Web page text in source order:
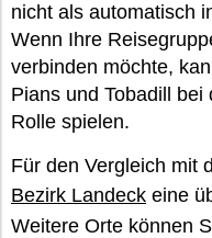
nicht als automatisch
Wenn Ihre
verbinden möchte,
Pians und Tobadill
Rolle spielen.
Für den Vergleich mit
Bezirk Landeck eine
Weitere Orte können